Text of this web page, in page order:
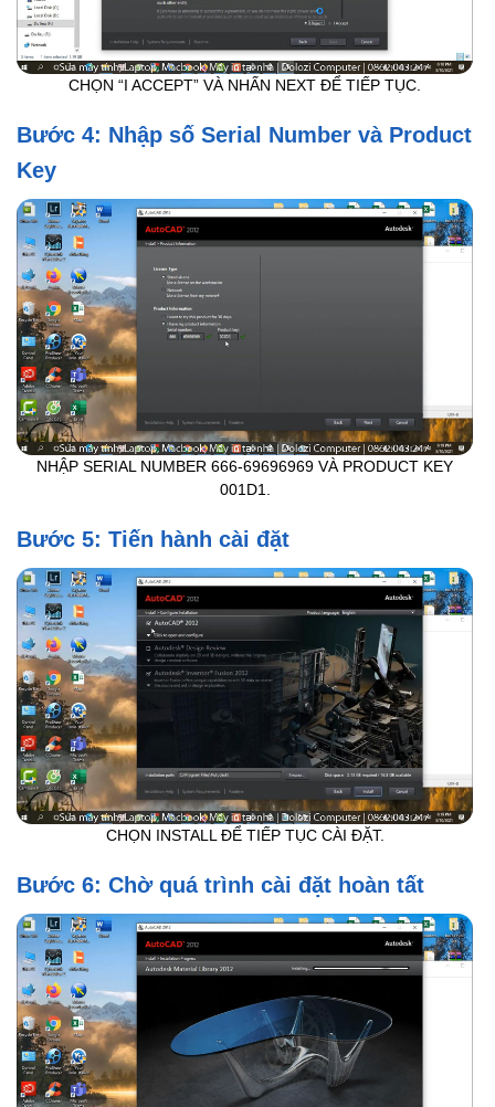
CHỌN “I ACCEPT” VÀ NHẤN NEXT ĐỂ TIẾP TỤC.
Bước 4: Nhập số Serial Number và Product
Key
NHẬP SERIAL NUMBER 666-69696969 VÀ PRODUCT KEY
001D1.
Bước 5: Tiến hành cài đặt
CHỌN INSTALL ĐỂ TIẾP TỤC CÀI ĐẶT.
Bước 6: Chờ quá trình cài đặt hoàn tất